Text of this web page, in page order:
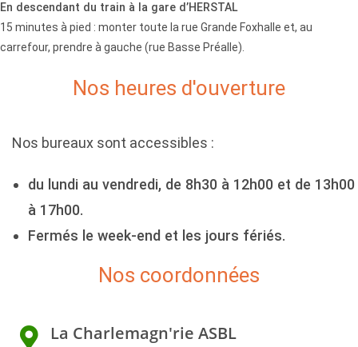
En descendant du train à la gare d’HERSTAL
15 minutes à pied : monter toute la rue Grande Foxhalle et, au
carrefour, prendre à gauche (rue Basse Préalle).
Nos heures d'ouverture
Nos bureaux sont accessibles :
du lundi au vendredi, de 8h30 à 12h00 et de 13h00
à 17h00.
Fermés le week-end et les jours fériés.
Nos coordonnées
La Charlemagn'rie ASBL